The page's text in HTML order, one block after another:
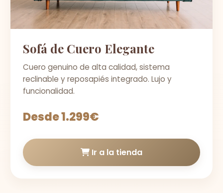
Sofá de Cuero Elegante
Cuero genuino de alta calidad, sistema
reclinable y reposapiés integrado. Lujo y
funcionalidad.
Desde 1.299€
Ir a la tienda